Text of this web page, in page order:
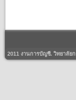
2011 งานการบัญชี. วิทยาลัย